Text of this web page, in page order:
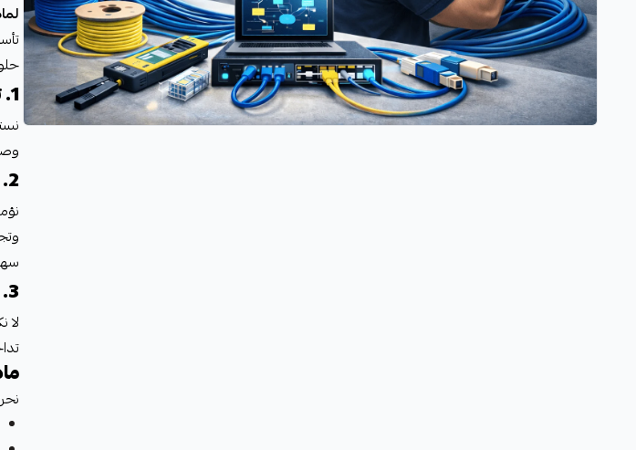
1. تمديد احترافي بكيابل عالية الجودة (Cat6 & Cat6a)
2. تنظيم الراك والباتش بانل.. وداعاً للعشوائية!
3. برمجة الشبكة بما يناسب احتياجاتك
لا